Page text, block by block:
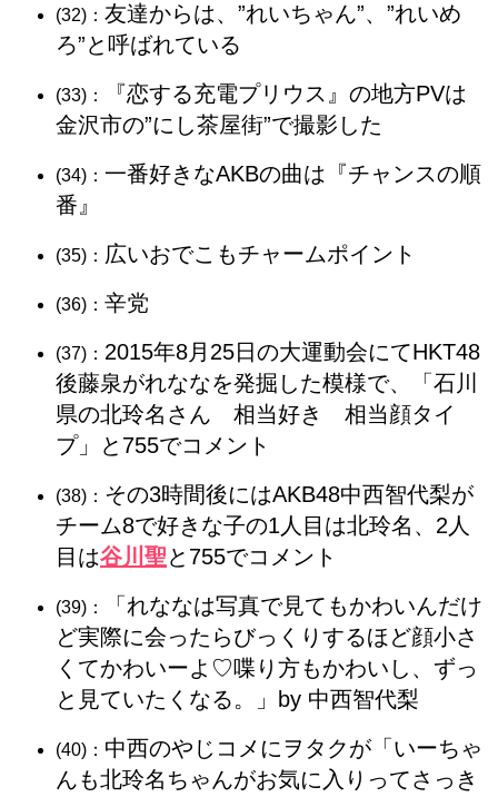
(32)： 友達からは、”れいちゃん”、”れいめ
ろ”と呼ばれている
(33)：
『恋する充電プリウス』の地方PVは
金沢市の”にし茶屋街”で撮影した
(34)： 一番好きなAKBの曲は『チャンスの順
番』
(35)： 広いおでこもチャームポイント
(36)： 辛党
(37)： 2015年8月25日の大運動会にてHKT48
後藤泉がれななを発掘した模様で、「石川
県の北玲名さん 相当好き 相当顔タイ
プ」と755でコメント
(38)： その3時間後にはAKB48中西智代梨が
チーム8で好きな子の1人目は北玲名、2人
目は谷川聖と755でコメント
(39)：
「れななは写真で見てもかわいんだけ
ど実際に会ったらびっくりするほど顔小さ
くてかわいーよ♡喋り方もかわいし、ずっ
と見ていたくなる。」by 中西智代梨
(40)： 中西のやじコメにヲタクが「いーちゃ
んも北玲名ちゃんがお気に入りってさっき